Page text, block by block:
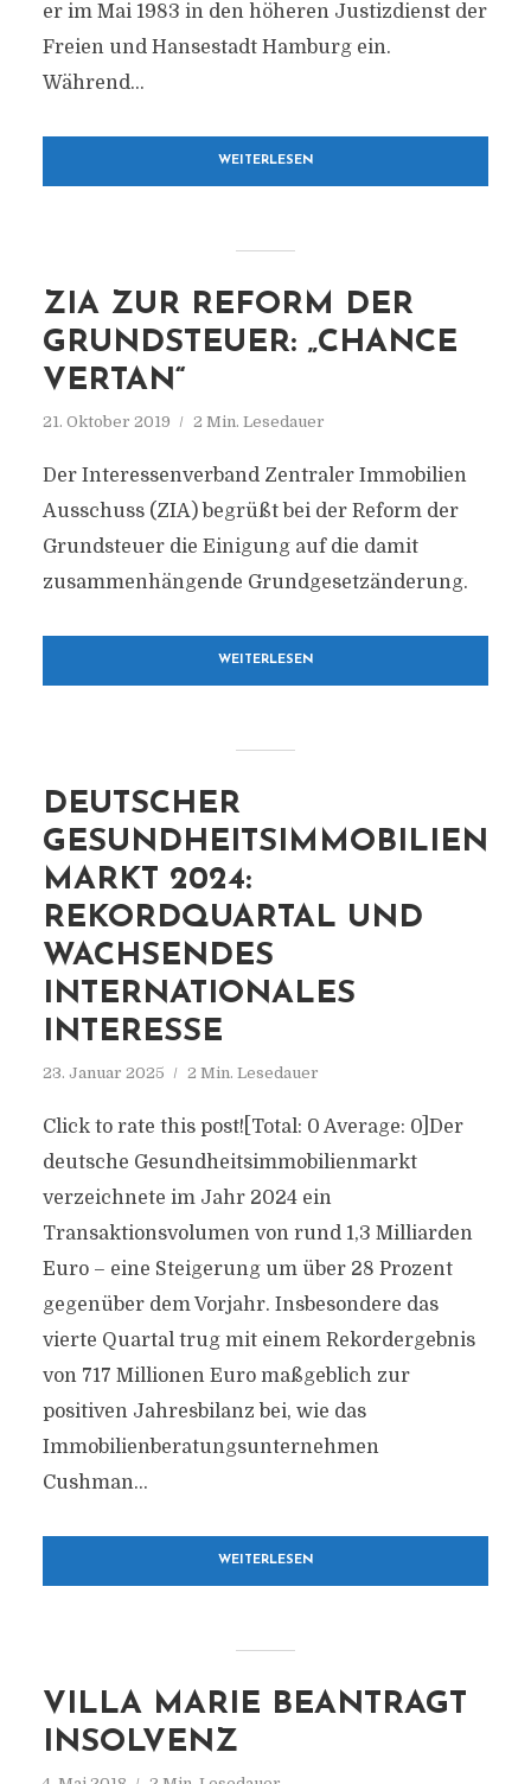
er im Mai 1983 in den höheren Justizdienst der
Freien und Hansestadt Hamburg ein.
Während...
WEITERLESEN
ZIA ZUR REFORM DER
GRUNDSTEUER: „CHANCE
VERTAN“
21. Oktober 2019 2 Min. Lesedauer
Der Interessenverband Zentraler Immobilien
Ausschuss (ZIA) begrüßt bei der Reform der
Grundsteuer die Einigung auf die damit
zusammenhängende Grundgesetzänderung.
WEITERLESEN
DEUTSCHER
GESUNDHEITSIMMOBILIEN
MARKT 2024:
REKORDQUARTAL UND
WACHSENDES
INTERNATIONALES
INTERESSE
23. Januar 2025 2 Min. Lesedauer
Click to rate this post![Total: 0 Average: 0]Der
deutsche Gesundheitsimmobilienmarkt
verzeichnete im Jahr 2024 ein
Transaktionsvolumen von rund 1,3 Milliarden
Euro – eine Steigerung um über 28 Prozent
gegenüber dem Vorjahr. Insbesondere das
vierte Quartal trug mit einem Rekordergebnis
von 717 Millionen Euro maßgeblich zur
positiven Jahresbilanz bei, wie das
Immobilienberatungsunternehmen
Cushman...
WEITERLESEN
VILLA MARIE BEANTRAGT
INSOLVENZ